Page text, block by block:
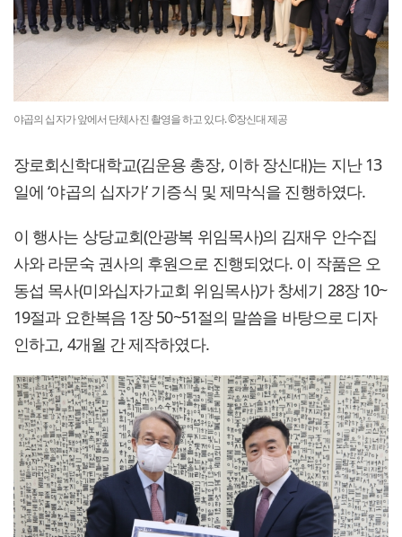
야곱의 십자가 앞에서 단체사진 촬영을 하고 있다. ©장신대 제공
장로회신학대학교(김운용 총장, 이하 장신대)는 지난 13
일에 ‘야곱의 십자가’ 기증식 및 제막식을 진행하였다.
이 행사는 상당교회(안광복 위임목사)의 김재우 안수집
사와 라문숙 권사의 후원으로 진행되었다. 이 작품은 오
동섭 목사(미와십자가교회 위임목사)가 창세기 28장 10~
19절과 요한복음 1장 50~51절의 말씀을 바탕으로 디자
인하고, 4개월 간 제작하였다.